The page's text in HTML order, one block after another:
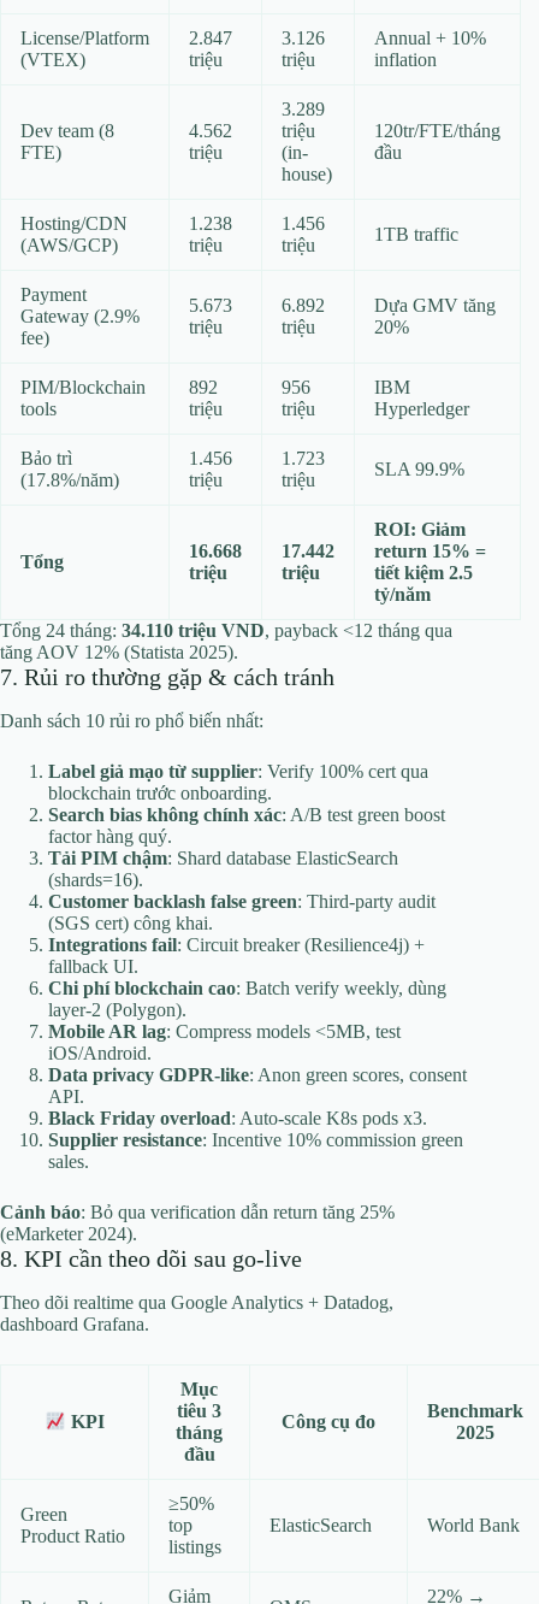
License/Platform
(VTEX)
2.847
triệu
3.126
triệu
Annual + 10%
inflation
Dev team (8
FTE)
4.562
triệu
3.289
triệu
(in-
house)
120tr/FTE/tháng
đầu
Hosting/CDN
(AWS/GCP)
1.238
triệu
1.456
triệu
1TB traffic
Payment
Gateway (2.9%
fee)
5.673
triệu
6.892
triệu
Dựa GMV tăng
20%
PIM/Blockchain
tools
892
triệu
956
triệu
IBM
Hyperledger
Bảo trì
(17.8%/năm)
1.456
triệu
1.723
triệu
SLA 99.9%
Tổng
16.668
triệu
17.442
triệu
ROI: Giảm
return 15% =
tiết kiệm 2.5
tỷ/năm
Tổng 24 tháng: 34.110 triệu VND, payback <12 tháng qua
tăng AOV 12% (Statista 2025).
7. Rủi ro thường gặp & cách tránh
Danh sách 10 rủi ro phổ biến nhất:
Label giả mạo từ supplier: Verify 100% cert qua
blockchain trước onboarding.
Search bias không chính xác: A/B test green boost
factor hàng quý.
Tải PIM chậm: Shard database ElasticSearch
(shards=16).
Customer backlash false green: Third-party audit
(SGS cert) công khai.
Integrations fail: Circuit breaker (Resilience4j) +
fallback UI.
Chi phí blockchain cao: Batch verify weekly, dùng
layer-2 (Polygon).
Mobile AR lag: Compress models <5MB, test
iOS/Android.
Data privacy GDPR-like: Anon green scores, consent
API.
Black Friday overload: Auto-scale K8s pods x3.
Supplier resistance: Incentive 10% commission green
sales.
Cảnh báo: Bỏ qua verification dẫn return tăng 25%
(eMarketer 2024).
8. KPI cần theo dõi sau go-live
Theo dõi realtime qua Google Analytics + Datadog,
dashboard Grafana.
KPI
Mục
tiêu 3
tháng
đầu
Công cụ đo
Benchmark
2025
Green
Product Ratio
≥50%
top
listings
ElasticSearch World Bank
Giảm 22% →